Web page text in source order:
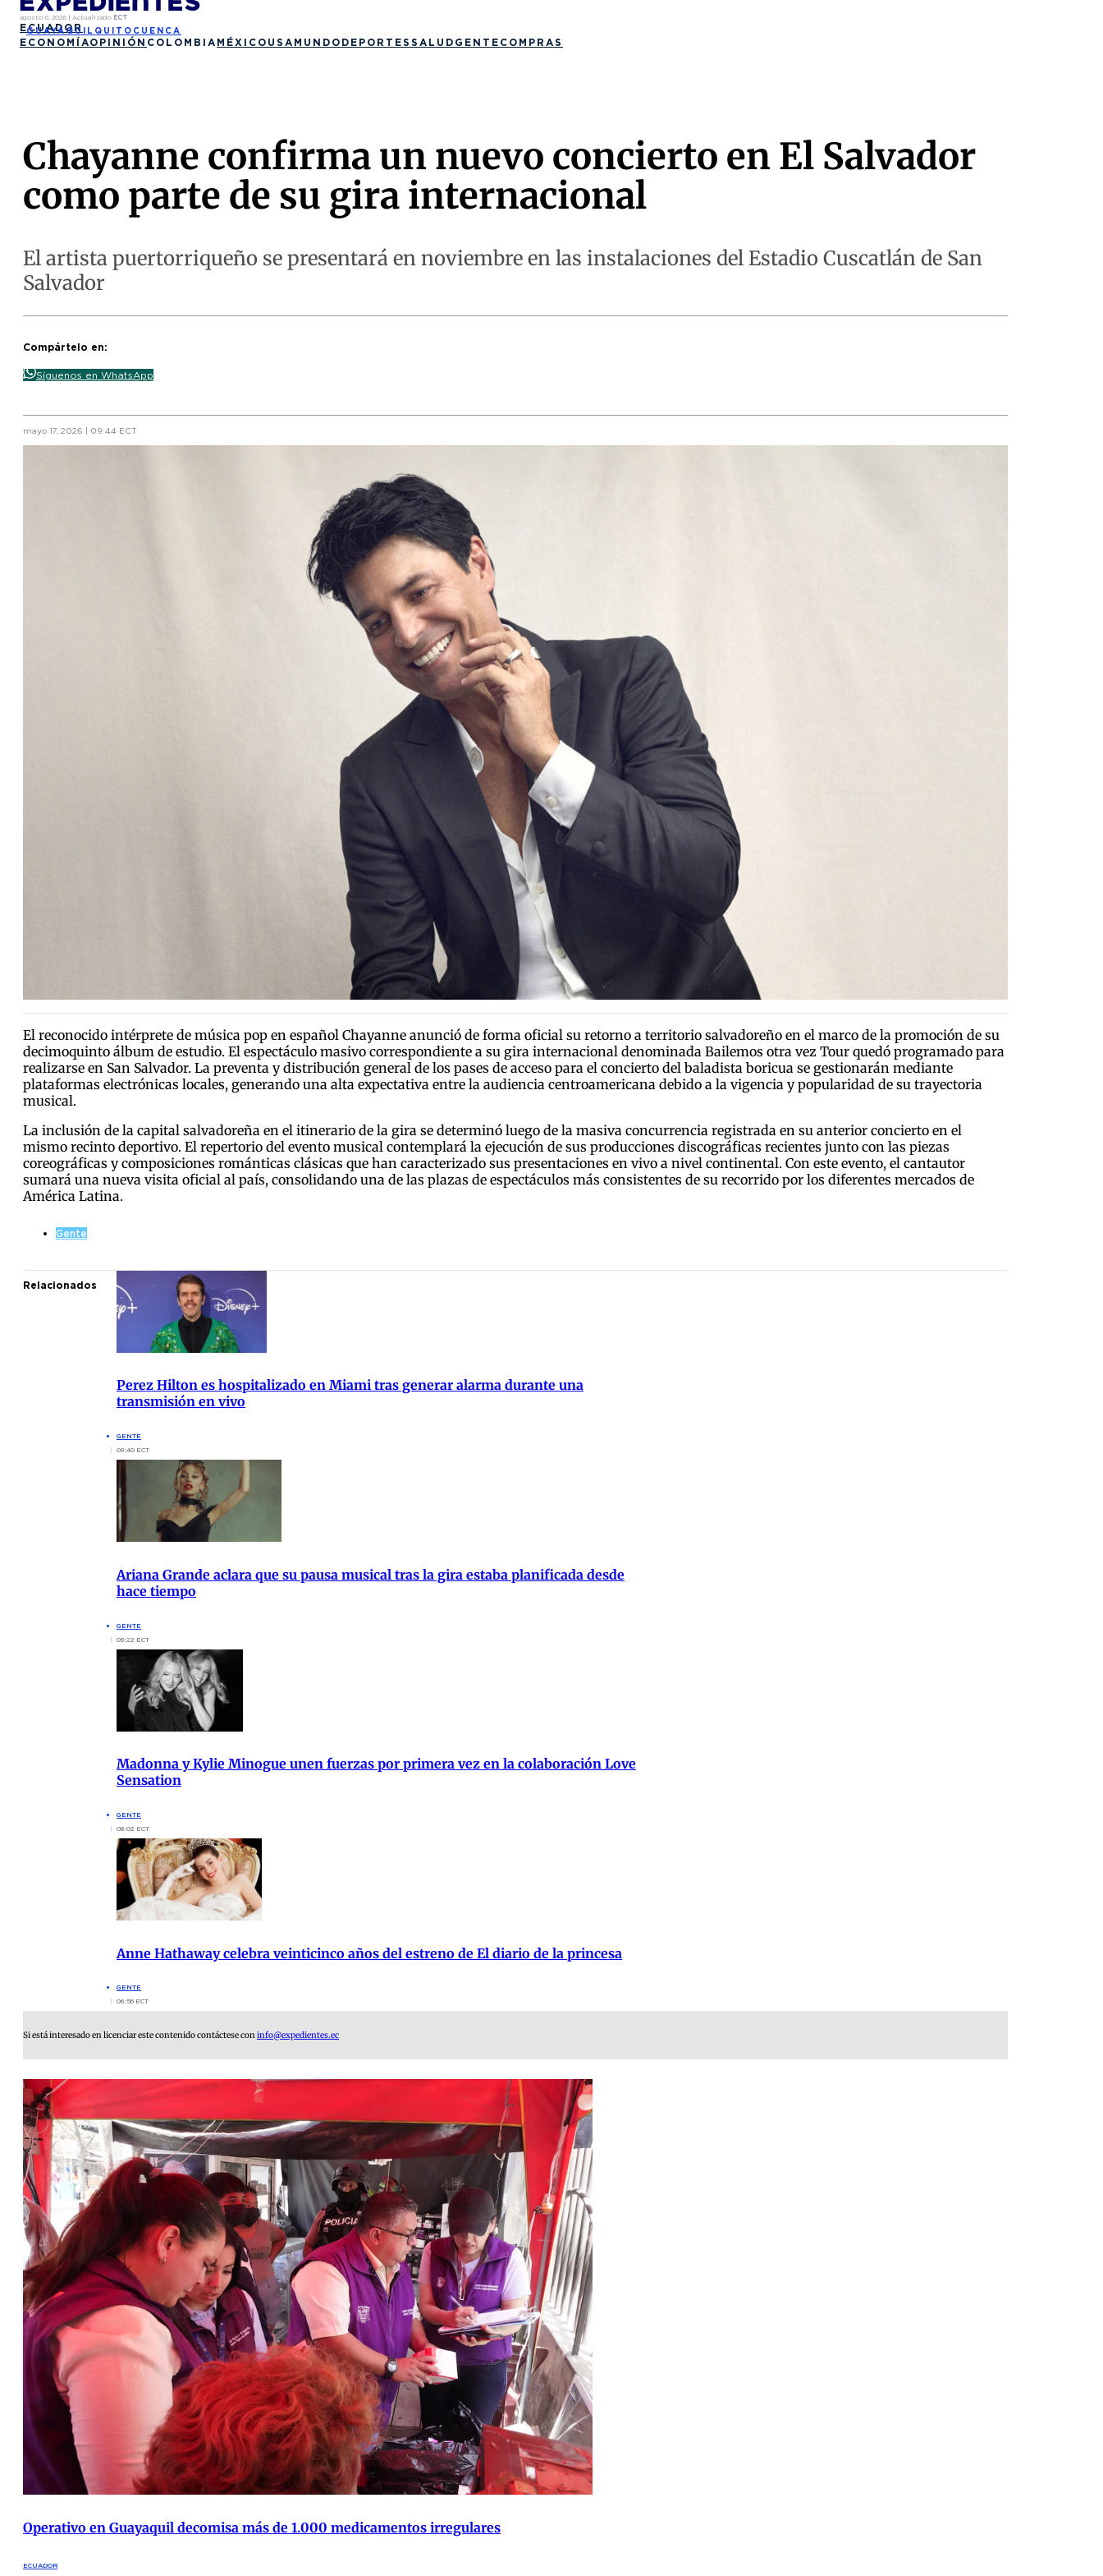
agosto 6, 2026 | Actualizado ECT
ECUADOR
GUAYAQUIL QUITO CUENCA
ECONOMÍAOPINIÓN COLOMBIA MÉXICO USA MUNDO DEPORTES SALUD GENTE COMPRAS
Chayanne confirma un nuevo concierto en El Salvador
como parte de su gira internacional
El artista puertorriqueño se presentará en noviembre en las instalaciones del Estadio Cuscatlán de San
Salvador
Compártelo en:
Síguenos en WhatsApp
mayo 17, 2026 | 09:44 ECT
El reconocido intérprete de música pop en español Chayanne anunció de forma oficial su retorno a territorio salvadoreño en el marco de la promoción de su
decimoquinto álbum de estudio. El espectáculo masivo correspondiente a su gira internacional denominada Bailemos otra vez Tour quedó programado para
realizarse en San Salvador. La preventa y distribución general de los pases de acceso para el concierto del baladista boricua se gestionarán mediante
plataformas electrónicas locales, generando una alta expectativa entre la audiencia centroamericana debido a la vigencia y popularidad de su trayectoria
musical.
La inclusión de la capital salvadoreña en el itinerario de la gira se determinó luego de la masiva concurrencia registrada en su anterior concierto en el
mismo recinto deportivo. El repertorio del evento musical contemplará la ejecución de sus producciones discográficas recientes junto con las piezas
coreográficas y composiciones románticas clásicas que han caracterizado sus presentaciones en vivo a nivel continental. Con este evento, el cantautor
sumará una nueva visita oficial al país, consolidando una de las plazas de espectáculos más consistentes de su recorrido por los diferentes mercados de
América Latina.
Gente
Relacionados
Perez Hilton es hospitalizado en Miami tras generar alarma durante una
transmisión en vivo
GENTE
09:40 ECT
Ariana Grande aclara que su pausa musical tras la gira estaba planificada desde
hace tiempo
GENTE
09:22 ECT
Madonna y Kylie Minogue unen fuerzas por primera vez en la colaboración Love
Sensation
GENTE
08:02 ECT
Anne Hathaway celebra veinticinco años del estreno de El diario de la princesa
GENTE
06:56 ECT
Si está interesado en licenciar este contenido contáctese coninfo@expedientes.ec
Operativo en Guayaquil decomisa más de 1.000 medicamentos irregulares
ECUADOR